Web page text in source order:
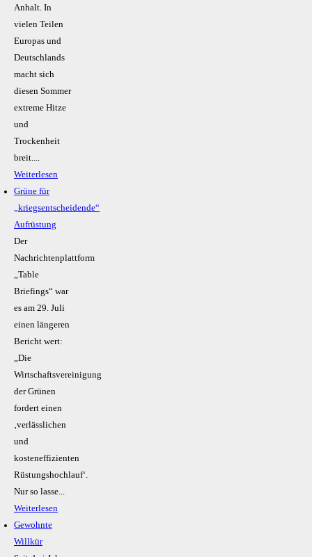
Anhalt. In
vielen Teilen
Europas und
Deutschlands
macht sich
diesen Sommer
extreme Hitze
und
Trockenheit
breit....
Weiterlesen
Grüne für
„kriegsentscheidende“
Aufrüstung
Der
Nachrichtenplattform
„Table
Briefings“ war
es am 29. Juli
einen längeren
Bericht wert:
„Die
Wirtschaftsvereinigung
der Grünen
fordert einen
‚verlässlichen
und
kosteneffizienten
Rüstungshochlauf‘.
Nur so lasse...
Weiterlesen
Gewohnte
Willkür